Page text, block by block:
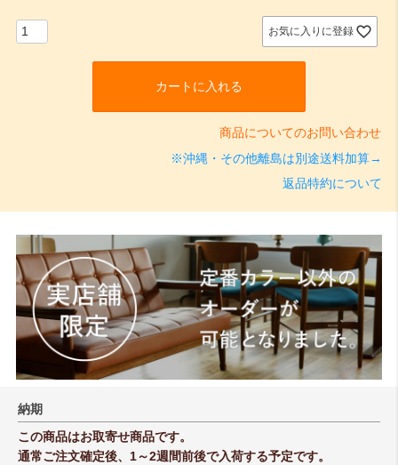
お気に入りに登録
カートに入れる
商品についてのお問い合わせ
※沖縄・その他離島は別途送料加算→
返品特約について
納期
この商品はお取寄せ商品です。
通常ご注文確定後、1～2週間前後で入荷する予定です。